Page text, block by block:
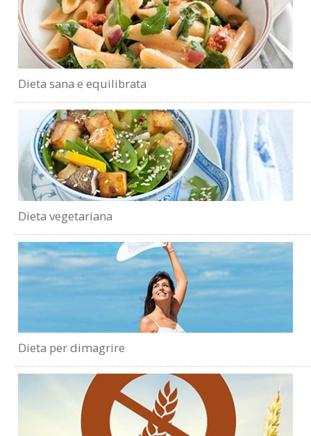
Dieta sana e equilibrata
Dieta vegetariana
Dieta per dimagrire